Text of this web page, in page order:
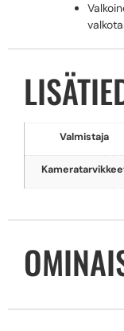
Valmistaja